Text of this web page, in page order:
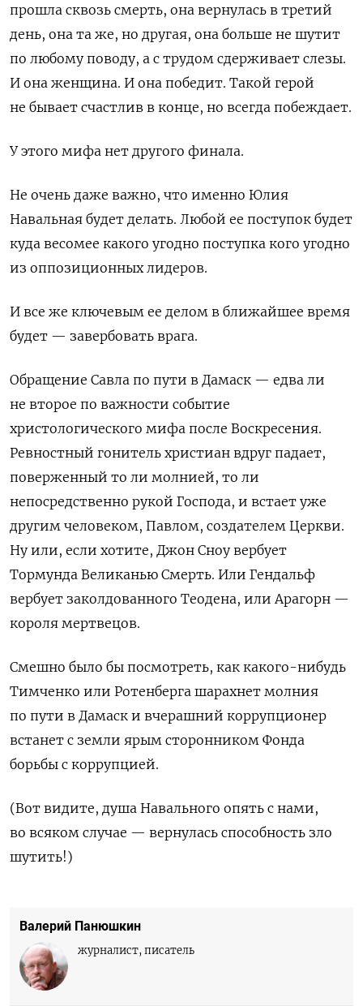
прошла сквозь смерть, она вернулась в третий
день, она та же, но другая, она больше не шутит
по любому поводу, а с трудом сдерживает слезы.
И она женщина. И она победит. Такой герой
не бывает счастлив в конце, но всегда побеждает.
У этого мифа нет другого финала.
Не очень даже важно, что именно Юлия
Навальная будет делать. Любой ее поступок будет
куда весомее какого угодно поступка кого угодно
из оппозиционных лидеров.
И все же ключевым ее делом в ближайшее время
будет — завербовать врага.
Обращение Савла по пути в Дамаск — едва ли
не второе по важности событие
христологического мифа после Воскресения.
Ревностный гонитель христиан вдруг падает,
поверженный то ли молнией, то ли
непосредственно рукой Господа, и встает уже
другим человеком, Павлом, создателем Церкви.
Ну или, если хотите, Джон Сноу вербует
Тормунда Великанью Смерть. Или Гендальф
вербует заколдованного Теодена, или Арагорн —
короля мертвецов.
Смешно было бы посмотреть, как какого-нибудь
Тимченко или Ротенберга шарахнет молния
по пути в Дамаск и вчерашний коррупционер
встанет с земли ярым сторонником Фонда
борьбы с коррупцией.
(Вот видите, душа Навального опять с нами,
во всяком случае — вернулась способность зло
шутить!)
Валерий Панюшкин
журналист, писатель